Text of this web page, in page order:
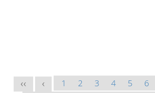
<< < 1 2 3 4 5 6